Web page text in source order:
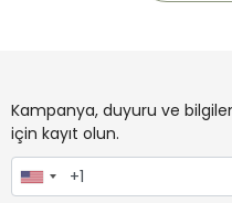
Kampanya, duyuru ve
için kayıt olun.